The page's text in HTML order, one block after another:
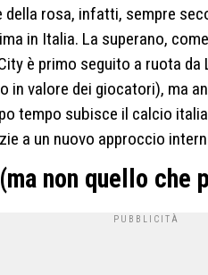
della rosa, infatti, sempre
in Italia. La superano,
è primo seguito a ruota
in valore dei giocatori), ma
tempo subisce il calcio
a un nuovo approccio
non quello che